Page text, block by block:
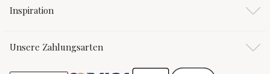
Inspiration
Unsere Zahlungsarten